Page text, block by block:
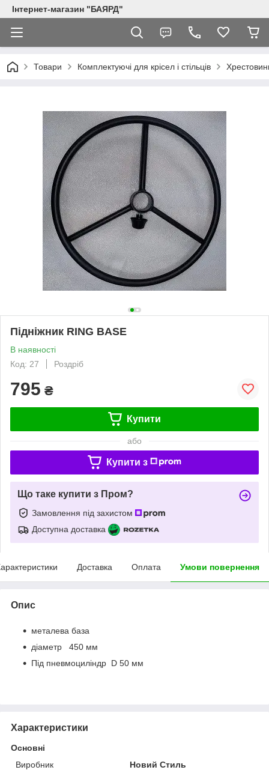
Інтернет-магазин "БАЯРД"
Товари Комплектуючі для крісел і стільців
Підніжник RING BASE
В наявності
Код: 27
Роздріб
795 ₴
Купити
або
Купити з
Що таке купити з Пром?
Замовлення під захистом
Доступна доставка
Доставка Оплата Умови повернення
Опис
металева база
діаметр 450 мм
Під пневмоциліндр D 50 мм
Характеристики
Основні
Виробник
Новий Стиль